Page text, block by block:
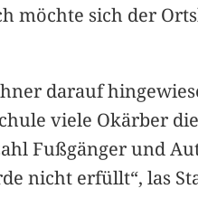
möchte sich der
darauf
viele Okärber
Fußgänger und
nicht erfüllt“, las